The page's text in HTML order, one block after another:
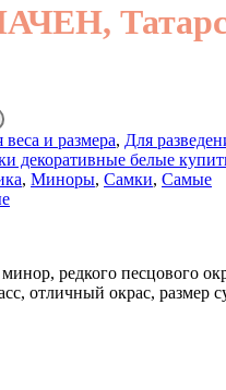
веса и размера, Для
декоративные белые
, Миноры, Самки, Самые
редкого песцового
отличный окрас, размер